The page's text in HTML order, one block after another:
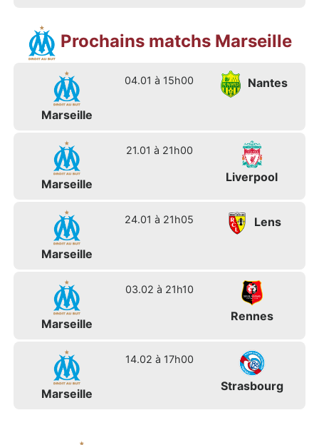
Prochains matchs Marseille
Marseille
04.01 à 15h00 Nantes
Marseille
21.01 à 21h00
Liverpool
Marseille
24.01 à 21h05 Lens
Marseille
03.02 à 21h10
Rennes
Marseille
14.02 à 17h00
Strasbourg